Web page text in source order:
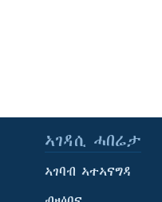
ኣገዳሲ ሓበሬታ
ኣገባብ ኣተኣናግዳ